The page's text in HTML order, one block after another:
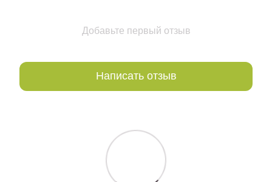
Добавьте первый отзыв
Написать отзыв